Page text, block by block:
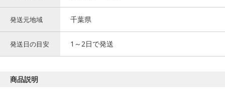
発送元地域 千葉県
発送日の目安 1～2日で発送
商品説明